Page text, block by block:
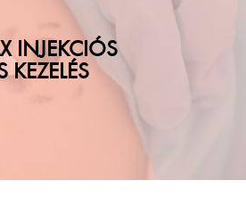
INJEKCIÓS
KEZELÉS